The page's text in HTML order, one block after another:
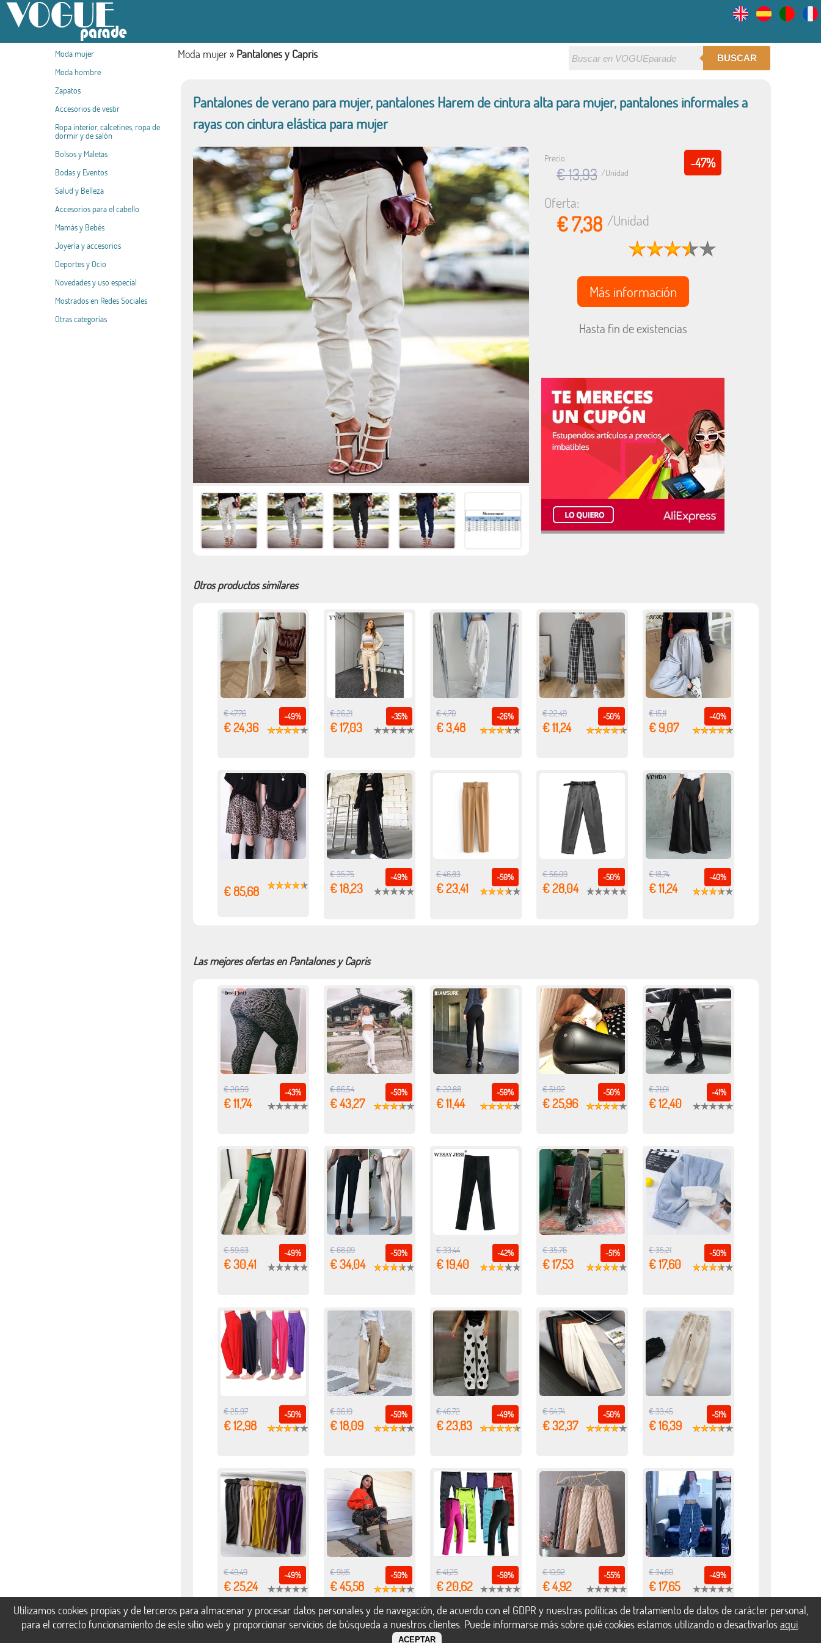
Moda mujer
Moda hombre
Zapatos
Accesorios de vestir
Ropa interior, calcetines, ropa de
dormir y de salón
Bolsos y Maletas
Bodas y Eventos
Salud y Belleza
Accesorios para el cabello
Mamás y Bebés
Joyería y accesorios
Deportes y Ocio
Novedades y uso especial
Mostrados en Redes Sociales
Otras categorias
BUSCAR
Moda mujer » Pantalones y Capris
Pantalones de verano para mujer, pantalones Harem de cintura alta para mujer, pantalones informales a
rayas con cintura elástica para mujer
-47%
Precio:
€ 13,93 /Unidad
Oferta:
€ 7,38 /Unidad
Más información
Hasta fin de existencias
Otros productos similares
-49%
€ 47,76
€ 24,36
-35%
€ 26,21
€ 17,03
-26%
€ 4,70
€ 3,48
-50%
€ 22,49
€ 11,24
-40%
€ 15,11
€ 9,07
€ 85,68
-49%
€ 35,75
€ 18,23
-50%
€ 46,83
€ 23,41
-50%
€ 56,09
€ 28,04
-40%
€ 18,74
€ 11,24
Las mejores ofertas en Pantalones y Capris
-43%
€ 20,59
€ 11,74
-50%
€ 86,54
€ 43,27
-50%
€ 22,88
€ 11,44
-50%
€ 51,92
€ 25,96
-41%
€ 21,01
€ 12,40
-49%
€ 59,63
€ 30,41
-50%
€ 68,09
€ 34,04
-42%
€ 33,44
€ 19,40
-51%
€ 35,76
€ 17,53
-50%
€ 35,21
€ 17,60
-50%
€ 25,97
€ 12,98
-50%
€ 36,19
€ 18,09
-49%
€ 46,72
€ 23,83
-50%
€ 64,74
€ 32,37
-51%
€ 33,45
€ 16,39
-49%
€ 49,49
€ 25,24
-50%
€ 91,15
€ 45,58
-50%
€ 41,25
€ 20,62
-55%
€ 10,92
€ 4,92
-49%
€ 34,60
€ 17,65
Utilizamos cookies propias y de terceros para almacenar y procesar datos personales y de navegación, de acuerdo con el GDPR y nuestras políticas de tratamiento de datos de carácter personal,
para el correcto funcionamiento de este sitio web y proporcionar servicios de búsqueda a nuestros clientes. Puede informarse más sobre qué cookies estamos utilizando o desactivarlosaqui.
ACEPTAR